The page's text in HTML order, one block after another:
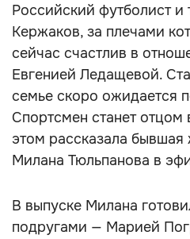
Российский футболист и
Кержаков, за плечами
сейчас счастлив в
Евгенией Ледащевой.
семье скоро ожидается
Спортсмен станет отцом
этом рассказала бывшая
Милана Тюльпанова в
В выпуске Милана
подругами — Марией